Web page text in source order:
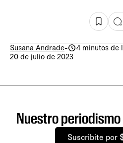
Susana Andrade-
4 minutos de
20 de julio de 2023
Nuestro
Suscribite por